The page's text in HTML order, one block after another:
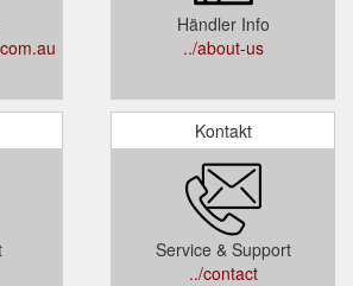
Händler Info
../about-us
Kontakt
Service & Support
../contact